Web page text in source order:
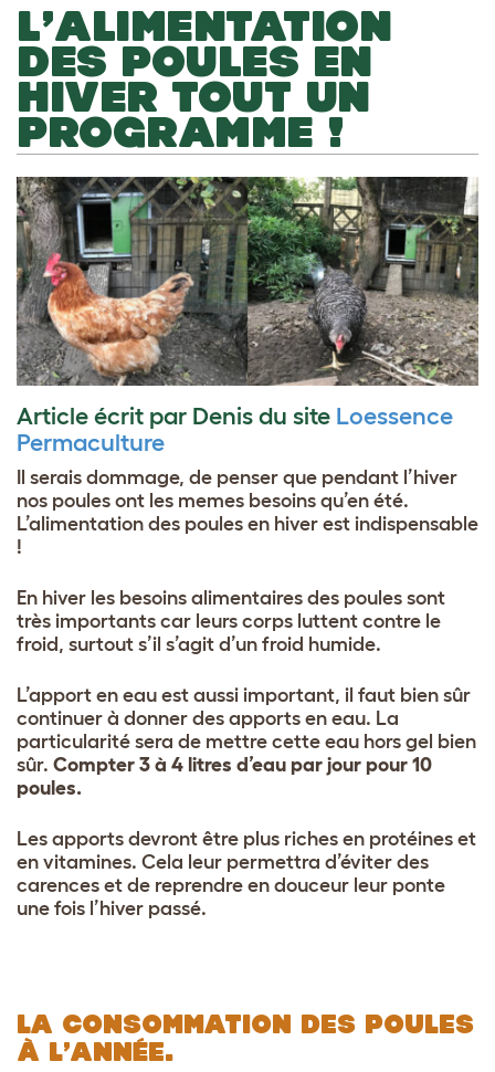
L’ALIMENTATION
DES POULES EN
HIVER TOUT UN
PROGRAMME !
Article écrit par Denis du site Loessence
Permaculture
Il serais dommage, de penser que pendant l’hiver
nos poules ont les memes besoins qu’en été.
L’alimentation des poules en hiver est indispensable
!
En hiver les besoins alimentaires des poules sont
très importants car leurs corps luttent contre le
froid, surtout s’il s’agit d’un froid humide.
L’apport en eau est aussi important, il faut bien sûr
continuer à donner des apports en eau. La
particularité sera de mettre cette eau hors gel bien
sûr. Compter 3 à 4 litres d’eau par jour pour 10
poules.
Les apports devront être plus riches en protéines et
en vitamines. Cela leur permettra d’éviter des
carences et de reprendre en douceur leur ponte
une fois l’hiver passé.
LA CONSOMMATION DES POULES
À L’ANNÉE.